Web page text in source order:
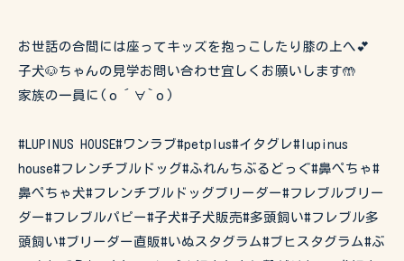
お世話の合間には座ってキッズを抱っこしたり膝の上へ💕
子犬🐶ちゃんの見学お問い合わせ宜しくお願いします🤲
家族の一員に(о´∀`о)
#LUPINUS HOUSE#ワンラブ#petplus#イタグレ#lupinus
house#フレンチブルドッグ#ふれんちぶるどっぐ#鼻ぺちゃ#
鼻ぺちゃ犬#フレンチブルドッグブリーダー#フレブルブリー
ダー#フレブルパピー#子犬#子犬販売#多頭飼い#フレブル多
頭飼い#ブリーダー直販#いぬスタグラム#ブヒスタグラム#ぶ